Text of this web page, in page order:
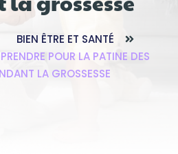
BIEN ÊTRE ET SANTÉ
POUR LA PATINE DES
LA GROSSESSE